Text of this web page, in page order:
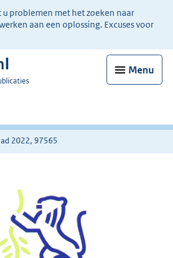
problemen met het zoeken naar
aan een oplossing. Excuses voor
Menu
2022, 97565